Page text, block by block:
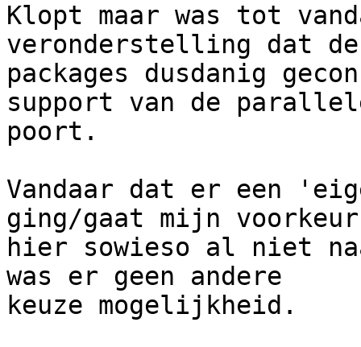
Klopt maar was tot
veronderstelling dat de
packages dusdanig
support van de
poort.
Vandaar dat er een
ging/gaat mijn voorkeur
hier sowieso al niet
was er geen andere
keuze mogelijkheid.